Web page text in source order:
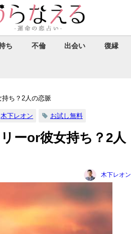
ち 不倫 出会い 復縁
ち？2人の恋脈
木下レオン お試し無料
ーor彼女持ち？2人
木下レオン